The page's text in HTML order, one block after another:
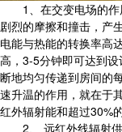
1、在交变电场的
剧烈的摩擦和撞击，产
电能与热能的转换率高
高，3-5分钟即可达到
断地均匀传递到房间的
速升温的作用，就在于
红外辐射能和超过30%
2、 远红外线辐射